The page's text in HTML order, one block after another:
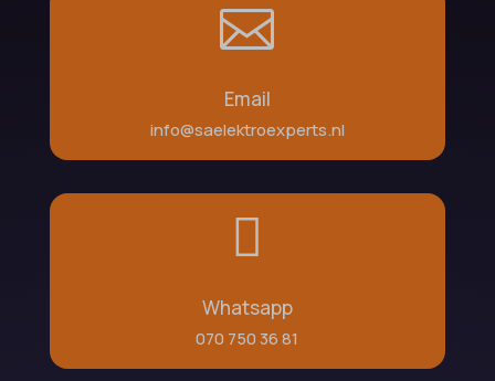

Email
info@saelektroexperts.nl

Whatsapp
070 750 36 81